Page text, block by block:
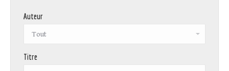
Auteur
Titre